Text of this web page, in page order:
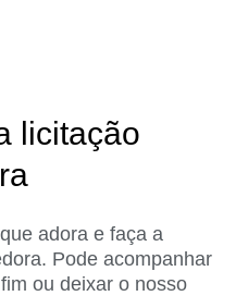
licitação
adora e faça a
Pode acompanhar
ou deixar o nosso